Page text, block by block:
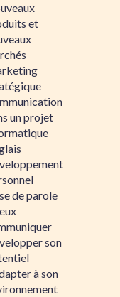
et
un projet
de parole
son
à son